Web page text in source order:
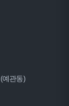
예관동)